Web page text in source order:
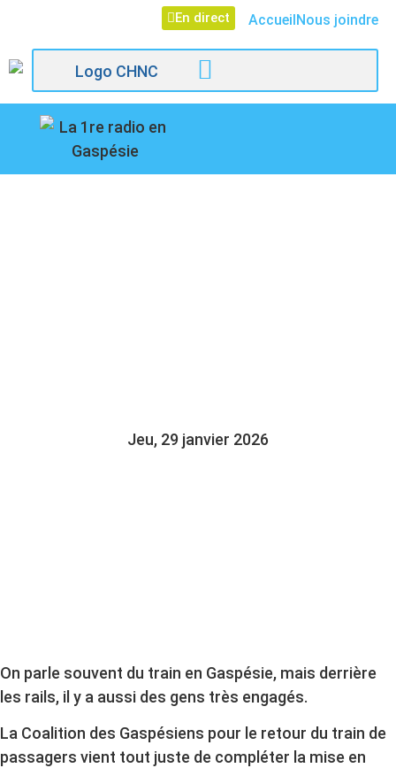
En direct AccueilNous joindre
Jeu, 29 janvier 2026
On parle souvent du train en Gaspésie, mais derrière
les rails, il y a aussi des gens très engagés.
La Coalition des Gaspésiens pour le retour du train de
passagers vient tout juste de compléter la mise en